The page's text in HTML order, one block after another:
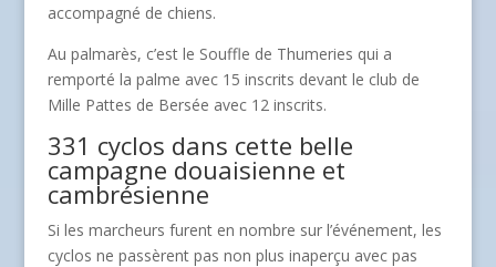
accompagné de chiens.
Au palmarès, c’est le Souffle de Thumeries qui a
remporté la palme avec 15 inscrits devant le club de
Mille Pattes de Bersée avec 12 inscrits.
331 cyclos dans cette belle
campagne douaisienne et
cambrésienne
Si les marcheurs furent en nombre sur l’événement, les
cyclos ne passèrent pas non plus inaperçu avec pas